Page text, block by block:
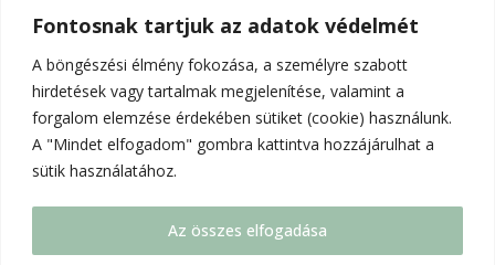
Fontosnak tartjuk az adatok védelmét
A böngészési élmény fokozása, a személyre szabott
hirdetések vagy tartalmak megjelenítése, valamint a
forgalom elemzése érdekében sütiket (cookie) használunk.
A "Mindet elfogadom" gombra kattintva hozzájárulhat a
sütik használatához.
Az összes elfogadása
Elállási jog
Rólunk
Kapcsolat